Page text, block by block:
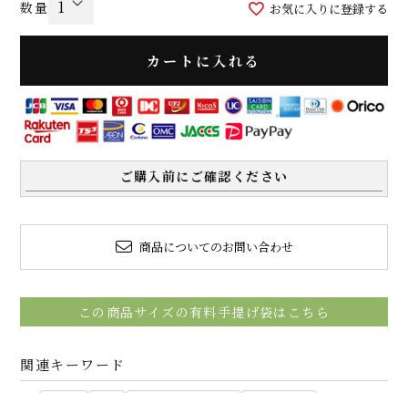
お気に入りに登録する
カートに入れる
ご購入前にご確認ください
商品についてのお問い合わせ
この商品サイズの有料手提げ袋はこちら
関連キーワード